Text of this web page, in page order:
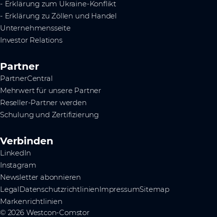
- Erklärung zum Ukraine-Konflikt
- Erklärung zu Zöllen und Handel
Unternehmensseite
Investor Relations
Partner
PartnerCentral
Mehrwert für unsere Partner
Reseller-Partner werden
Schulung und Zertifizierung
Verbinden
LinkedIn
Instagram
Newsletter abonnieren
LegalDatenschutzrichtlinienImpressumSitemap
Markenrichtlinien
© 2026 Westcon-Comstor